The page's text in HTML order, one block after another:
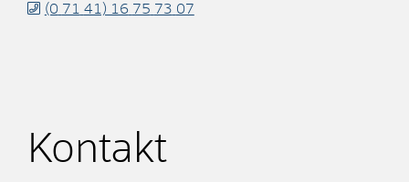
(0 71 41) 16 75 73 07
Kontakt